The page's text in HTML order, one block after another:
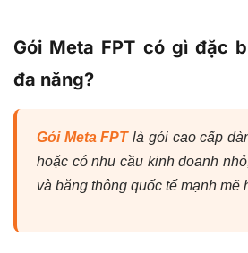
Gói Meta FPT có gì đặc
đa năng?
Gói Meta FPTlà gói cao cấp
hoặc có nhu cầu kinh doanh
và băng thông quốc tế mạnh mẽ